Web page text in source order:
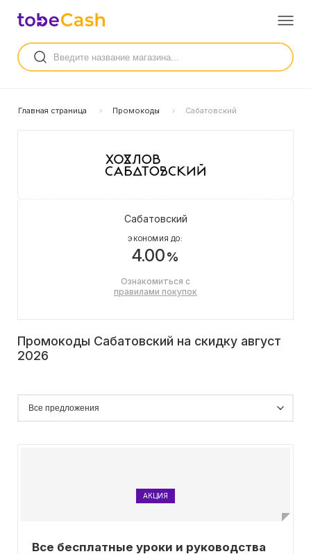
Главная страница Промокоды Сабатовский
Сабатовский
ЭКОНОМИЯ ДО:
4.00%
Ознакомиться с
правилами покупок
Промокоды Сабатовский на скидку август
2026
АКЦИЯ
Все бесплатные уроки и руководства